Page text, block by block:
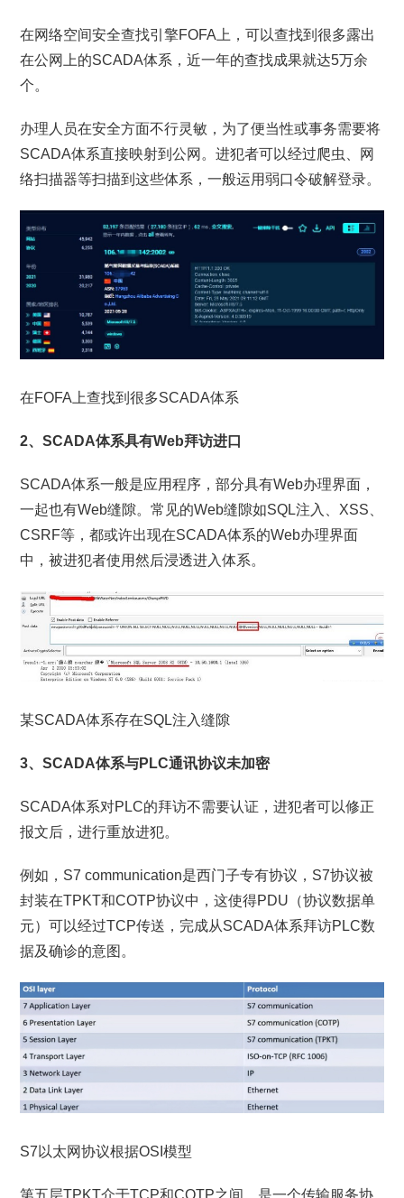
在网络空间安全查找引擎FOFA上，可以查找到很多露出
在公网上的SCADA体系，近一年的查找成果就达5万余
个。
办理人员在安全方面不行灵敏，为了便当性或事务需要将
SCADA体系直接映射到公网。进犯者可以经过爬虫、网
络扫描器等扫描到这些体系，一般运用弱口令破解登录。
在FOFA上查找到很多SCADA体系
2、SCADA体系具有Web拜访进口
SCADA体系一般是应用程序，部分具有Web办理界面，
一起也有Web缝隙。常见的Web缝隙如SQL注入、XSS、
CSRF等，都或许出现在SCADA体系的Web办理界面
中，被进犯者使用然后浸透进入体系。
某SCADA体系存在SQL注入缝隙
3、SCADA体系与PLC通讯协议未加密
SCADA体系对PLC的拜访不需要认证，进犯者可以修正
报文后，进行重放进犯。
例如，S7 communication是西门子专有协议，S7协议被
封装在TPKT和COTP协议中，这使得PDU（协议数据单
元）可以经过TCP传送，完成从SCADA体系拜访PLC数
据及确诊的意图。
S7以太网协议根据OSI模型